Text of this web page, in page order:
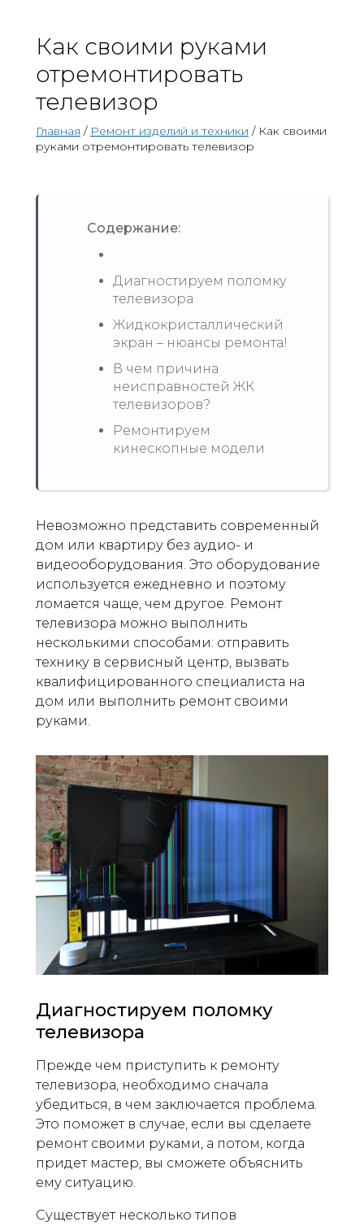
Как своими руками
отремонтировать
телевизор
Главная / Ремонт изделий и техники / Как своими
руками отремонтировать телевизор
Содержание:
Диагностируем поломку
телевизора
Жидкокристаллический
экран – нюансы ремонта!
В чем причина
неисправностей ЖК
телевизоров?
Ремонтируем
кинескопные модели
Невозможно представить современный
дом или квартиру без аудио- и
видеооборудования. Это оборудование
используется ежедневно и поэтому
ломается чаще, чем другое. Ремонт
телевизора можно выполнить
несколькими способами: отправить
технику в сервисный центр, вызвать
квалифицированного специалиста на
дом или выполнить ремонт своими
руками.
Диагностируем поломку
телевизора
Прежде чем приступить к ремонту
телевизора, необходимо сначала
убедиться, в чем заключается проблема.
Это поможет в случае, если вы сделаете
ремонт своими руками, а потом, когда
придет мастер, вы сможете объяснить
ему ситуацию.
Существует несколько типов